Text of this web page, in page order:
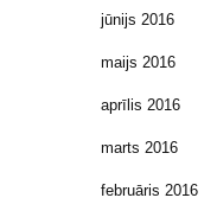
jūnijs 2016
maijs 2016
aprīlis 2016
marts 2016
februāris 2016